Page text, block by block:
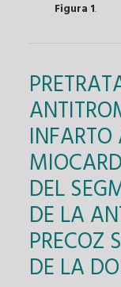
Figura 1.
DEL
DE LA
PRECOZ
DE LA